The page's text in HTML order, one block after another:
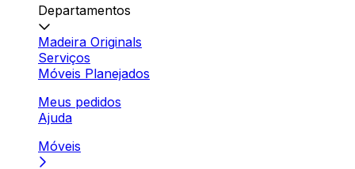
Departamentos
Madeira Originals
Serviços
Móveis Planejados
Meus pedidos
Ajuda
Móveis